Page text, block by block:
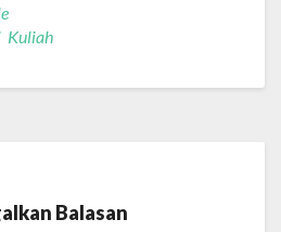
Kuliah
Balasan